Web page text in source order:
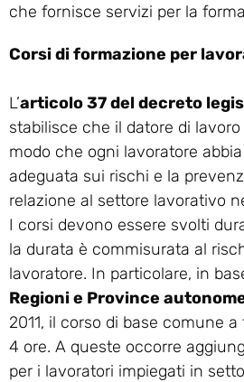
che fornisce servizi per la
Corsi di formazione per
L’articolo 37 del decreto
stabilisce che il datore di lavoro
modo che ogni lavoratore
adeguata sui rischi e la
relazione al settore lavorativo
I corsi devono essere svolti
la durata è commisurata al
lavoratore. In particolare, in
Regioni e Province
2011, il corso di base comune
4 ore. A queste occorre
per i lavoratori impiegati in